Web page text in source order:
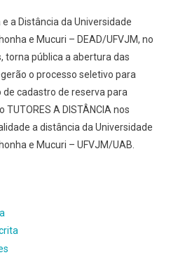
a Distância da Universidade
e Mucuri – DEAD/UFVJM, no
torna pública a abertura das
o processo seletivo para
cadastro de reserva para
A DISTÂNCIA nos
a distância da Universidade
e Mucuri – UFVJM/UAB.